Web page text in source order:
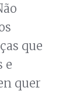
que
e
quer